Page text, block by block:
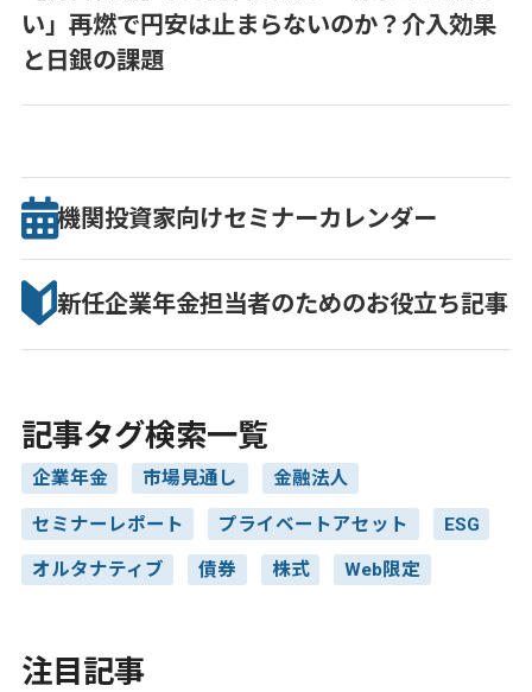
い」再燃で円安は止まらないのか？介入効果
と日銀の課題
機関投資家向けセミナーカレンダー
新任企業年金担当者のためのお役立ち記事
記事タグ検索一覧
企業年金 市場見通し 金融法人
セミナーレポート プライベートアセット ESG
オルタナティブ 債券 株式 Web限定
注目記事